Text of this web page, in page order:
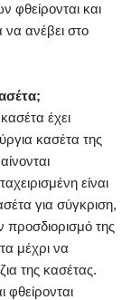
φθείρονται και
ανέβει στο
έχει
κασέτα της
είναι
για σύγκριση,
προσδιορισμό της
μέχρι να
της κασέτας.
φθείρονται